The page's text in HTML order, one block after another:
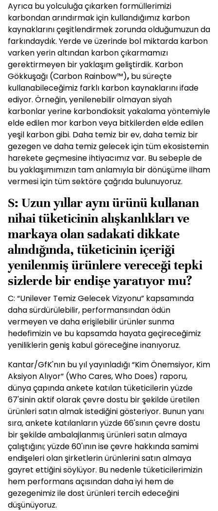
Ayrıca bu yolculuğa çıkarken formüllerimizi
karbondan arındırmak için kullandığımız karbon
kaynaklarını çeşitlendirmek zorunda olduğumuzun da
farkındaydık. Yerde ve üzerinde bol miktarda karbon
varken yerin altından karbon çıkarmamızı
gerektirmeyen bir yaklaşım geliştirdik. Karbon
Gökkuşağı (Carbon Rainbow™), bu süreçte
kullanabileceğimiz farklı karbon kaynaklarını ifade
ediyor. Örneğin, yenilenebilir olmayan siyah
karbonlar yerine karbondioksit yakalama yöntemiyle
elde edilen mor karbon veya bitkilerden elde edilen
yeşil karbon gibi. Daha temiz bir ev, daha temiz bir
gezegen ve daha temiz gelecek için tüm ekosistemin
harekete geçmesine ihtiyacımız var. Bu sebeple de
bu yaklaşımımızın tam anlamıyla bir dönüşüme ilham
vermesi için tüm sektöre çağrıda bulunuyoruz.
S: Uzun yıllar aynı ürünü kullanan
nihai tüketicinin alışkanlıkları ve
markaya olan sadakati dikkate
alındığında, tüketicinin içeriği
yenilenmiş ürünlere vereceği tepki
sizlerde bir endişe yaratıyor mu?
C: “Unilever Temiz Gelecek Vizyonu” kapsamında
daha sürdürülebilir, performansından ödün
vermeyen ve daha erişilebilir ürünler sunma
hedefimizin ve bu kapsamda hayata geçireceğimiz
yeniliklerin geniş kabul göreceğine inanıyoruz.
Kantar/GfK'nın bu yıl yayınladığı “Kim Önemsiyor, Kim
Aksiyon Alıyor” (Who Cares, Who Does) raporu,
dünya çapında ankete katılan tüketicilerin yüzde
67'sinin aktif olarak çevre dostu bir şekilde üretilen
ürünleri satın almak istediğini gösteriyor. Bunun yanı
sıra, ankete katılanların yüzde 66'sının çevre dostu
bir şekilde ambalajlanmış ürünleri satın almaya
çalıştığını; yüzde 60'ının ise çevre hakkında samimi
endişeleri olan şirketlerin ürünlerini satın almaya
gayret ettiğini söylüyor. Bu nedenle tüketicilerimizin
hem performans açısından daha iyi hem de
gezegenimiz ile dost ürünleri tercih edeceğini
düşünüyoruz.